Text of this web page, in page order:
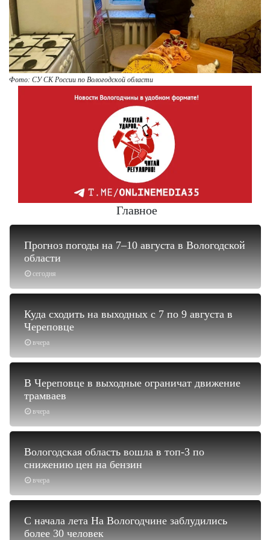
Фото: СУ СК России по Вологодской области
Главное
сегодня
Прогноз погоды на 7–10 августа в Вологодской
области
вчера
Куда сходить на выходных с 7 по 9 августа в
Череповце
вчера
В Череповце в выходные ограничат движение
трамваев
вчера
Вологодская область вошла в топ-3 по
снижению цен на бензин
С начала лета На Вологодчине заблудились
более 30 человек